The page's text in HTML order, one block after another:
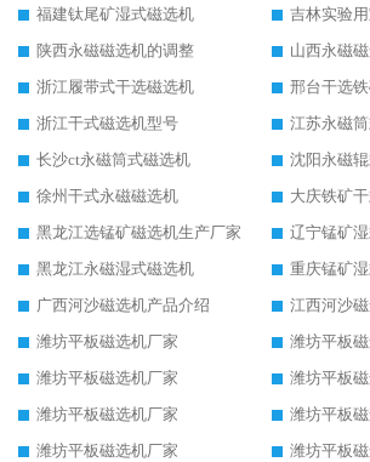
福建钛尾矿湿式磁选机
吉林实验
陕西永磁磁选机的调整
山西永磁
浙江履带式干选磁选机
邢台干选
浙江干式磁选机型号
江苏永磁
长沙ct永磁筒式磁选机
沈阳永磁
徐州干式永磁磁选机
大庆铁矿
黑龙江选锰矿磁选机生产厂家
辽宁锰矿
黑龙江永磁湿式磁选机
重庆锰矿
广西河沙磁选机产品介绍
江西河沙
潍坊平板磁选机厂家
潍坊平板
潍坊平板磁选机厂家
潍坊平板
潍坊平板磁选机厂家
潍坊平板
潍坊平板磁选机厂家
潍坊平板